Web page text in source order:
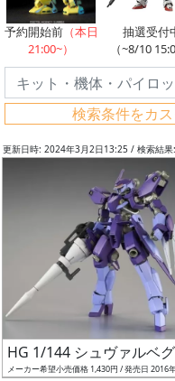
予約開始前（本日
21:00~）
抽選受付
（~8/10
検索条件をカ
フ
リ
更新日時: 2024年3月2日13:25 / 検索結
HG 1/144 シュヴァルベ
メーカー希望小売価格 1,430円 / 発売日 2016